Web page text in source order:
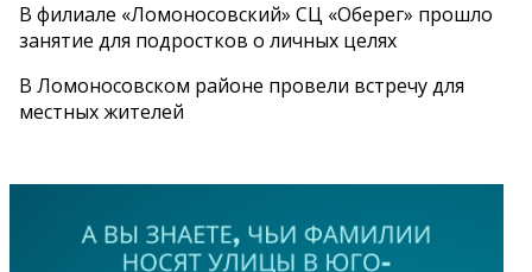
В филиале «Ломоносовский» СЦ «Оберег» прошло
занятие для подростков о личных целях
В Ломоносовском районе провели встречу для
местных жителей